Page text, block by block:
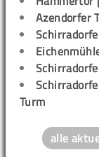
Azendorfer
Turm
alle